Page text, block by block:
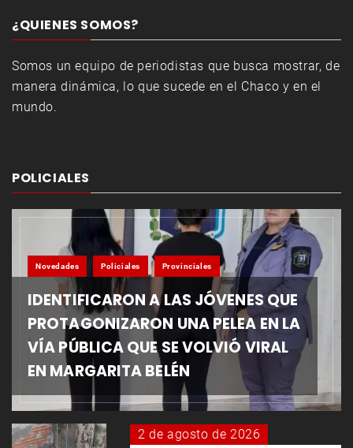
¿QUIENES SOMOS?
Somos un equipo de periodistas que busca mostrar, de
manera dinámica, lo que sucede en el Chaco y en el
mundo.
POLICIALES
Novedades Policiales Provinciales
IDENTIFICARON A LAS JÓVENES QUE
PROTAGONIZARON UNA PELEA EN LA
VÍA PÚBLICA QUE SE VOLVIÓ VIRAL
EN MARGARITA BELÉN
2 de agosto de 2026